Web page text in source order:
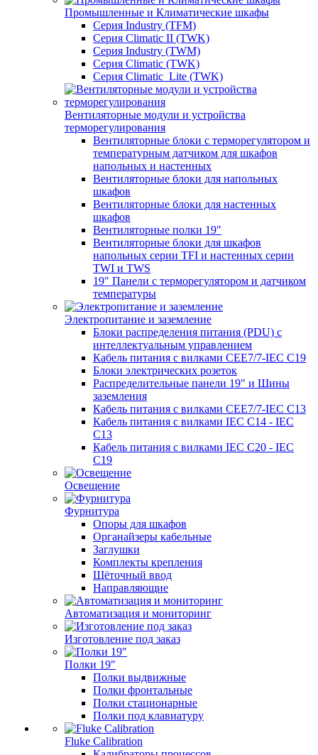
Промышленные и Климатические шкафы
Серия Industry (TFM)
Серия Climatic II (TWK)
Серия Industry (TWM)
Серия Climatic (TWK)
Серия Climatic_Lite (TWK)
Вентиляторные модули и устройства
терморегулирования
Вентиляторные блоки с терморегулятором и
температурным датчиком для шкафов
напольных и настенных
Вентиляторные блоки для напольных
шкафов
Вентиляторные блоки для настенных
шкафов
Вентиляторные полки 19"
Вентиляторные блоки для шкафов
напольных серии TFI и настенных серии
TWI и TWS
19" Панели с терморегулятором и датчиком
температуры
Электропитание и заземление
Блоки распределения питания (PDU) с
интеллектуальным управлением
Кабель питания с вилками CEE7/7-IEC C19
Блоки электрических розеток
Распределительные панели 19" и Шины
заземления
Кабель питания с вилками CEE7/7-IEC C13
Кабель питания с вилками IEC C14 - IEC
C13
Кабель питания с вилками IEC C20 - IEC
C19
Освещение
Фурнитура
Опоры для шкафов
Органайзеры кабельные
Заглушки
Комплекты крепления
Щёточный ввод
Направляющие
Автоматизация и мониторинг
Изготовление под заказ
Полки 19"
Полки выдвижные
Полки фронтальные
Полки стационарные
Полки под клавиатуру
Fluke Calibration